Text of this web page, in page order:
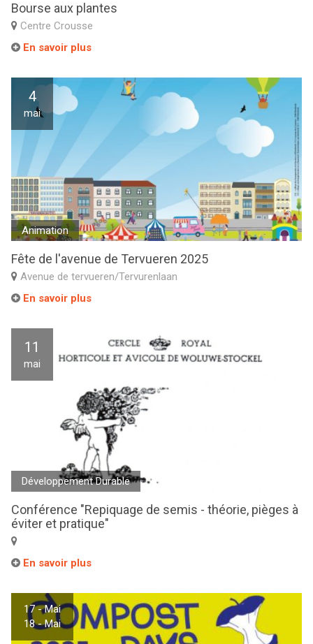
Bourse aux plantes
Centre Crousse
En savoir plus
4
mai
Animation
Fête de l'avenue de Tervueren 2025
Avenue de tervueren/Tervurenlaan
En savoir plus
11
mai
Développement Durable
Conférence "Repiquage de semis - théorie, pièges à
éviter et pratique"
En savoir plus
17 - Mai
18 - Mai